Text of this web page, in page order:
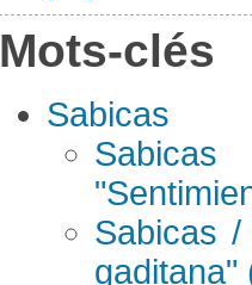
Mots-clés
Sabicas
Sabicas
gaditana"